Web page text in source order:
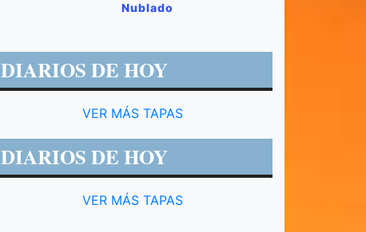
Nublado
DIARIOS DE HOY
VER MÁS TAPAS
DIARIOS DE HOY
VER MÁS TAPAS